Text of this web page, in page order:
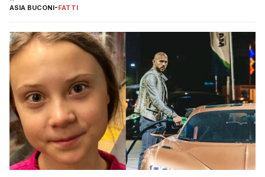
ASIA BUCONI-FATTI